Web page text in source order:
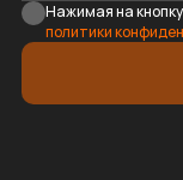
Нажимая на
политики